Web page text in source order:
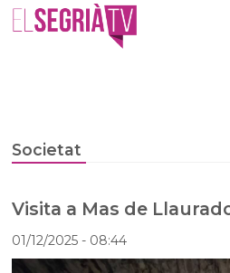
Societat
Visita a Mas de
01/12/2025- 08:44